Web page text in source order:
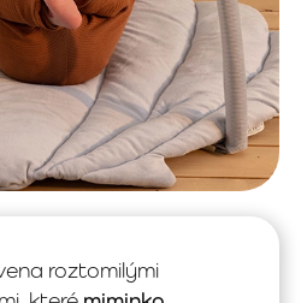
roztomilými